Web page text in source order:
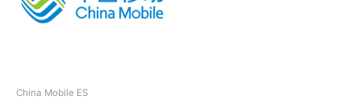
China Mobile ES